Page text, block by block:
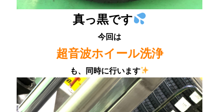
真っ黒です
今回は
超音波ホイール洗浄
も、同時に行います